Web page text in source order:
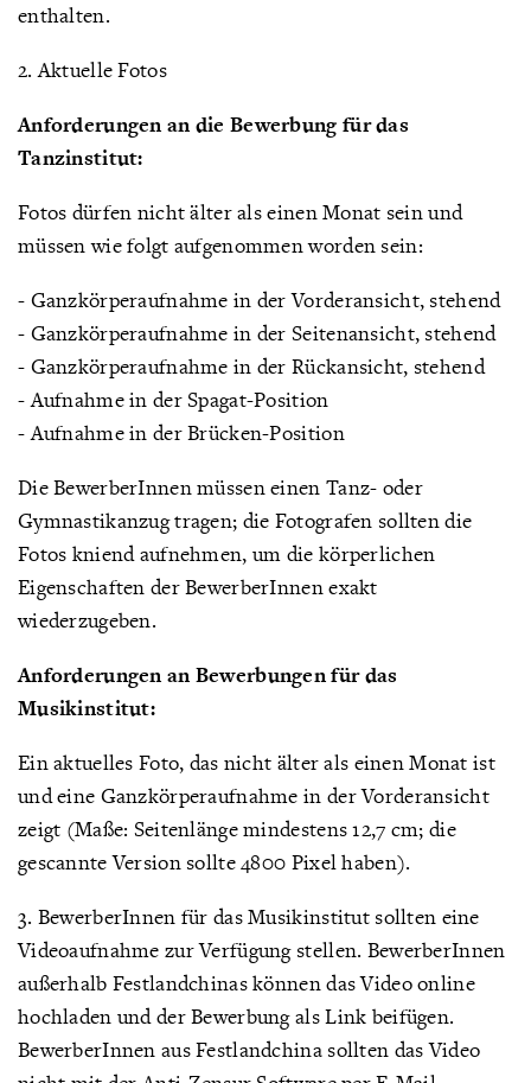
enthalten.
2. Aktuelle Fotos
Anforderungen an die Bewerbung für das
Tanzinstitut:
Fotos dürfen nicht älter als einen Monat sein und
müssen wie folgt aufgenommen worden sein:
- Ganzkörperaufnahme in der Vorderansicht, stehend
- Ganzkörperaufnahme in der Seitenansicht, stehend
- Ganzkörperaufnahme in der Rückansicht, stehend
- Aufnahme in der Spagat-Position
- Aufnahme in der Brücken-Position
Die BewerberInnen müssen einen Tanz- oder
Gymnastikanzug tragen; die Fotografen sollten die
Fotos kniend aufnehmen, um die körperlichen
Eigenschaften der BewerberInnen exakt
wiederzugeben.
Anforderungen an Bewerbungen für das
Musikinstitut:
Ein aktuelles Foto, das nicht älter als einen Monat ist
und eine Ganzkörperaufnahme in der Vorderansicht
zeigt (Maße: Seitenlänge mindestens 12,7 cm; die
gescannte Version sollte 4800 Pixel haben).
3. BewerberInnen für das Musikinstitut sollten eine
Videoaufnahme zur Verfügung stellen. BewerberInnen
außerhalb Festlandchinas können das Video online
hochladen und der Bewerbung als Link beifügen.
BewerberInnen aus Festlandchina sollten das Video